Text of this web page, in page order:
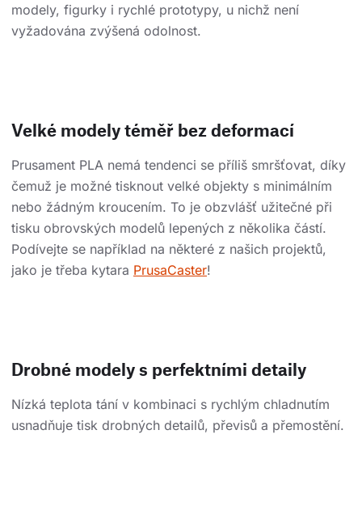
modely, figurky i rychlé prototypy, u nichž není
vyžadována zvýšená odolnost.
Velké modely téměř bez deformací
Prusament PLA nemá tendenci se příliš smršťovat, díky
čemuž je možné tisknout velké objekty s minimálním
nebo žádným kroucením. To je obzvlášť užitečné při
tisku obrovských modelů lepených z několika částí.
Podívejte se například na některé z našich projektů,
jako je třeba kytara PrusaCaster!
Drobné modely s perfektními detaily
Nízká teplota tání v kombinaci s rychlým chladnutím
usnadňuje tisk drobných detailů, převisů a přemostění.